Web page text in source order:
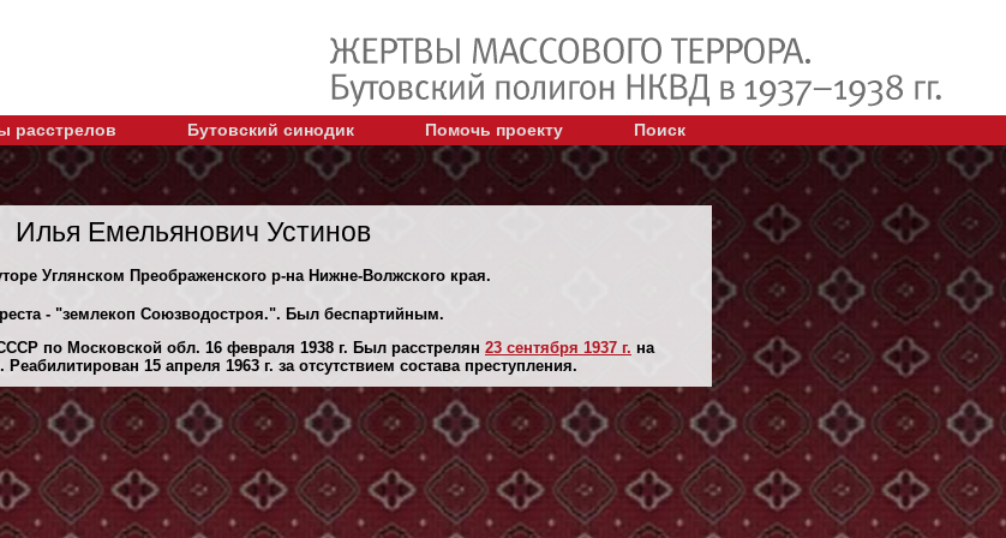
расстрелов Бутовский синодик Помочь проекту Поиск
Илья Емельянович Устинов
Углянском Преображенского р-на Нижне-Волжского края.
- "землекоп Союзводостроя.". Был беспартийным.
по Московской обл. 16 февраля 1938 г. Был расстрелян 23 сентября 1937 г. на
15 апреля 1963 г. за отсутствием состава преступления.